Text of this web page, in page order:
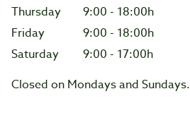
Thursday
9:00 - 18:00h
Friday
9:00 - 18:00h
Saturday
9:00 - 17:00h
Closed on Mondays and Sundays.